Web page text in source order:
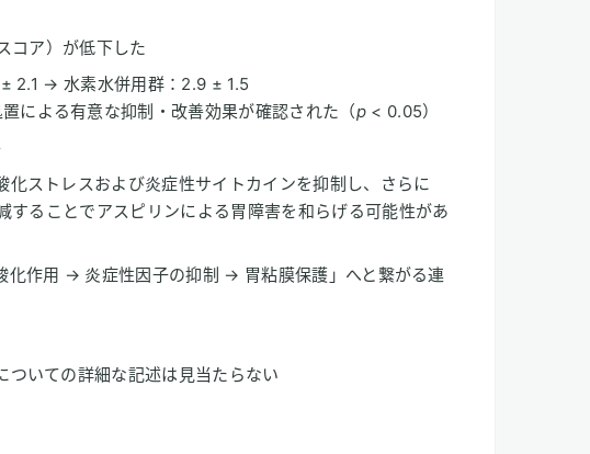
コア）が低下した
2.1 → 水素水併用群：2.9 ± 1.5
による有意な抑制・改善効果が確認された（p< 0.05）
化ストレスおよび炎症性サイトカインを抑制し、さらに
することでアスピリンによる胃障害を和らげる可能性があ
化作用 → 炎症性因子の抑制 → 胃粘膜保護」へと繋がる連
ついての詳細な記述は見当たらない